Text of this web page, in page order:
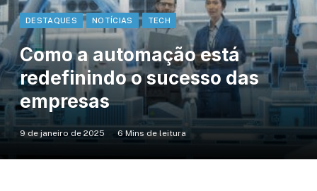
DESTAQUES NOTÍCIAS TECH
Como a automação está
redefinindo o sucesso das
empresas
9 de janeiro de 2025 6 Mins de leitura